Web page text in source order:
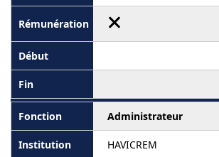
Administrateur
HAVICREM